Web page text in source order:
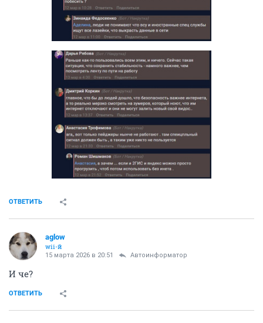
ОТВЕТИТЬ
aglow
wii-й
15 марта 2026 в 20:51 Автоинформатор
И че?
ОТВЕТИТЬ